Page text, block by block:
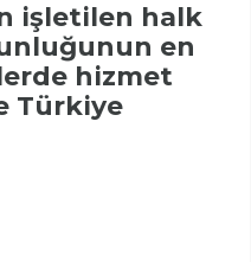
işletilen halk
en
hizmet
Türkiye